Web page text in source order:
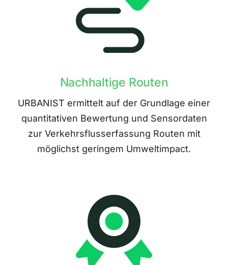
Nachhaltige Routen
URBANIST ermittelt auf der Grundlage einer
quantitativen Bewertung und Sensordaten
zur Verkehrsflusserfassung Routen mit
möglichst geringem Umweltimpact.